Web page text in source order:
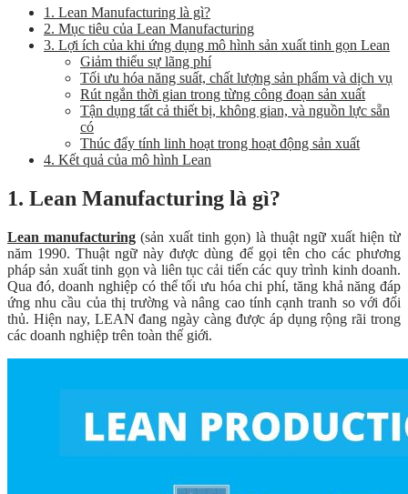
1. Lean Manufacturing là gì?
2. Mục tiêu của Lean Manufacturing
3. Lợi ích của khi ứng dụng mô hình sản xuất tinh gọn Lean
Giảm thiểu sự lãng phí
Tối ưu hóa năng suất, chất lượng sản phẩm và dịch vụ
Rút ngắn thời gian trong từng công đoạn sản xuất
Tận dụng tất cả thiết bị, không gian, và nguồn lực sẵn
có
Thúc đẩy tính linh hoạt trong hoạt động sản xuất
4. Kết quả của mô hình Lean
1. Lean Manufacturing là gì?
Lean manufacturing (sản xuất tinh gọn) là thuật ngữ xuất hiện từ
năm 1990. Thuật ngữ này được dùng để gọi tên cho các phương
pháp sản xuất tinh gọn và liên tục cải tiến các quy trình kinh doanh.
Qua đó, doanh nghiệp có thể tối ưu hóa chi phí, tăng khả năng đáp
ứng nhu cầu của thị trường và nâng cao tính cạnh tranh so với đối
thủ. Hiện nay, LEAN đang ngày càng được áp dụng rộng rãi trong
các doanh nghiệp trên toàn thế giới.